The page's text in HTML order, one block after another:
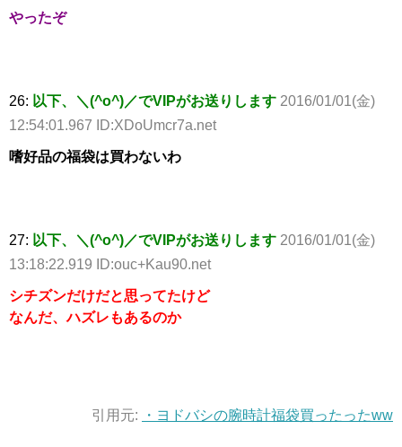
やったぞ
26: 以下、＼(^o^)／でVIPがお送りします 2016/01/01(金)
12:54:01.967 ID:XDoUmcr7a.net
嗜好品の福袋は買わないわ
27: 以下、＼(^o^)／でVIPがお送りします 2016/01/01(金)
13:18:22.919 ID:ouc+Kau90.net
シチズンだけだと思ってたけど
なんだ、ハズレもあるのか
引用元: ・ヨドバシの腕時計福袋買ったったww